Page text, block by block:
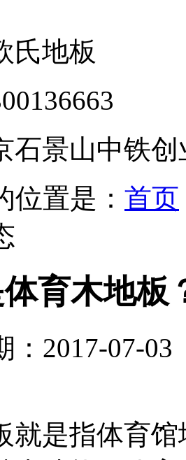
氏地板
石景山中铁
位置是： 首页
育木地板
：2017-07-
就是指体育